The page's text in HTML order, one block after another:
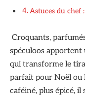
Astuces du chef :
Croquants,
spéculoos
qui transforme le
parfait pour Noël ou
caféiné, plus épicé,